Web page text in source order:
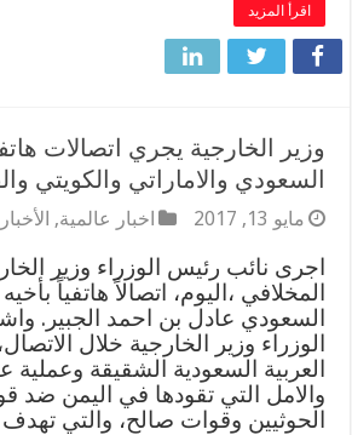
اقرأ المزيد
وزير الخارجية يجري اتصالات
السعودي والاماراتي والكويتي
مايو 13, 2017 اخبار عالمية, الأخبار
اجرى نائب رئيس الوزراء وزير
المخلافي ،اليوم، اتصالاً هاتفياً
السعودي عادل بن احمد الجبير.
الوزراء وزير الخارجية خلال
العربية السعودية الشقيقة وعملية
والامل التي تقودها في اليمن ضد
الحوثيين وقوات صالح، والتي